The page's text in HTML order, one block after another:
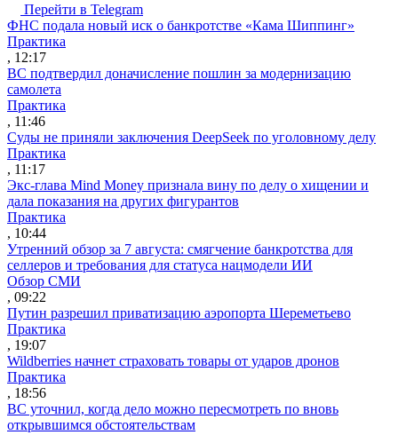
Перейти в Telegram
ФНС подала новый иск о банкротстве «Кама Шиппинг»
Практика
, 12:17
ВС подтвердил доначисление пошлин за модернизацию
самолета
Практика
, 11:46
Суды не приняли заключения DeepSeek по уголовному делу
Практика
, 11:17
Экс-глава Mind Money признала вину по делу о хищении и
дала показания на других фигурантов
Практика
, 10:44
Утренний обзор за 7 августа: смягчение банкротства для
селлеров и требования для статуса нацмодели ИИ
Обзор СМИ
, 09:22
Путин разрешил приватизацию аэропорта Шереметьево
Практика
, 19:07
Wildberries начнет страховать товары от ударов дронов
Практика
, 18:56
ВС уточнил, когда дело можно пересмотреть по вновь
открывшимся обстоятельствам